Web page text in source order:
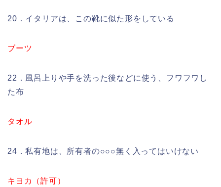
20．イタリアは、この靴に似た形をしている
ブーツ
22．風呂上りや手を洗った後などに使う、フワフワし
た布
タオル
24．私有地は、所有者の○○○無く入ってはいけない
キヨカ（許可）